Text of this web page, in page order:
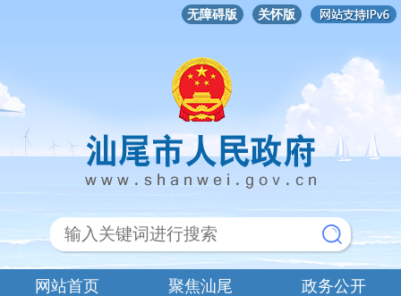
无障碍版 关怀版
网站首页 聚焦汕尾
政务公开